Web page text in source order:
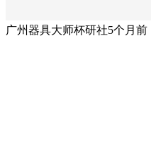
广州器具大师杯研社5个月前